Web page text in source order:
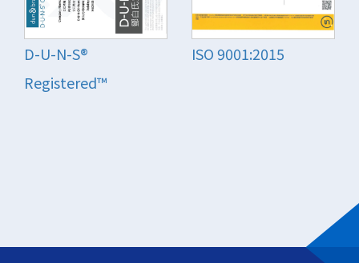
D-U-N-S®
Registered™
ISO 9001:2015